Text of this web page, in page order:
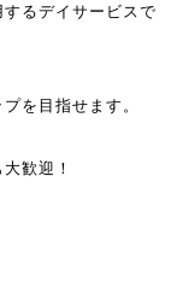
るデイサービスで
を目指せます。
歓迎！